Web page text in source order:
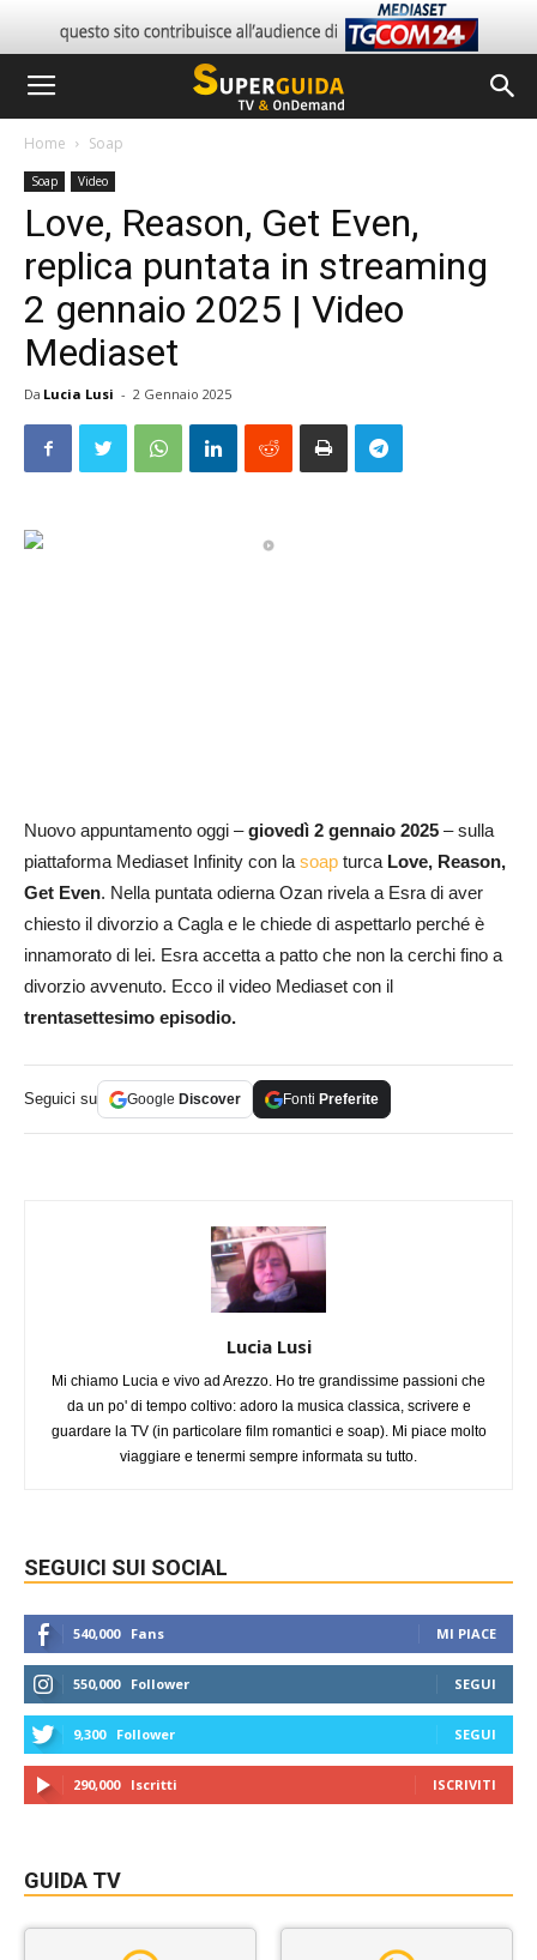
Home Soap
Soap Video
Love, Reason, Get Even,
replica puntata in streaming
2 gennaio 2025 | Video
Mediaset
Da Lucia Lusi - 2 Gennaio 2025
Nuovo appuntamento oggi –giovedì 2 gennaio 2025 – sulla
piattaforma Mediaset Infinity con lasoap turca Love, Reason,
Get Even. Nella puntata odierna Ozan rivela a Esra di aver
chiesto il divorzio a Cagla e le chiede di aspettarlo perché è
innamorato di lei. Esra accetta a patto che non la cerchi fino a
divorzio avvenuto. Ecco il video Mediaset con il
trentasettesimo episodio.
Seguici su Google Discover Fonti Preferite
Lucia Lusi
Mi chiamo Lucia e vivo ad Arezzo. Ho tre grandissime passioni che
da un po' di tempo coltivo: adoro la musica classica, scrivere e
guardare la TV (in particolare film romantici e soap). Mi piace molto
viaggiare e tenermi sempre informata su tutto.
SEGUICI SUI SOCIAL
540,000 Fans MI PIACE
550,000 Follower SEGUI
9,300 Follower SEGUI
290,000 Iscritti ISCRIVITI
GUIDA TV